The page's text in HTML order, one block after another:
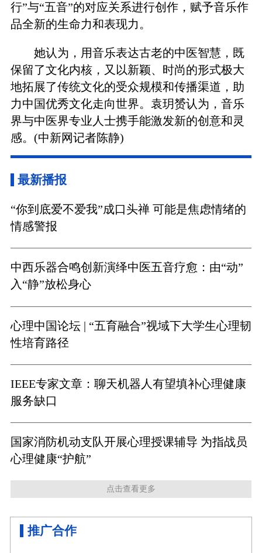
行”与“五音”的对应关系进行创作，赋予音乐作
品全新的生命力和表现力。
她认为，用音乐表达古老的中医智慧，既
保留了文化内核，又以新颖、时尚的形式极大
地拓展了传统文化的受众规模和传播渠道，助
力中国优秀文化走向世界。袁玥赟认为，音乐
界与中医界专业人士携手能激发新的创意和灵
感。(中新网记者陈静)
最新播报
“你到底爱不爱我”成口头禅 可能是焦虑情绪的
情感警报
中西乐器合鸣创新演绎中医五音疗愈：由“动”
入“静”放松身心
心理中国论坛 | “五育融合”视域下大学生心理韧
性培育路径
IEEE专家文章：聊天机器人有望填补心理健康
服务缺口
国家消防机动支队开展心理授课辅导 为指战员
心理健康“护航”
点击查看更多
推广合作